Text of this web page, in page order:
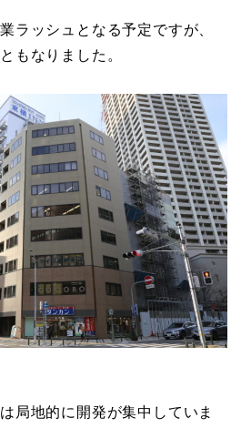
ラッシュとなる予定ですが、
もなりました。
局地的に開発が集中していま